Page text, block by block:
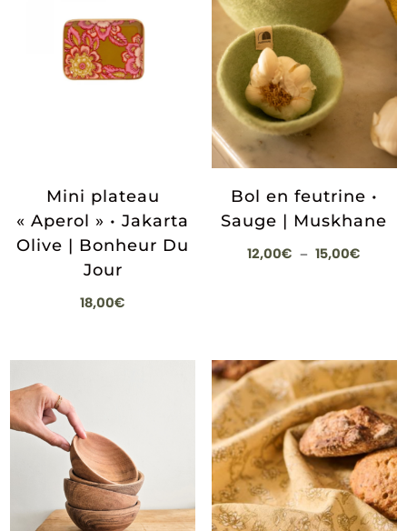
Mini plateau
« Aperol » • Jakarta
Olive | Bonheur Du
Jour
18,00€
Bol en feutrine •
Sauge | Muskhane
12,00€ – 15,00€
15,00€